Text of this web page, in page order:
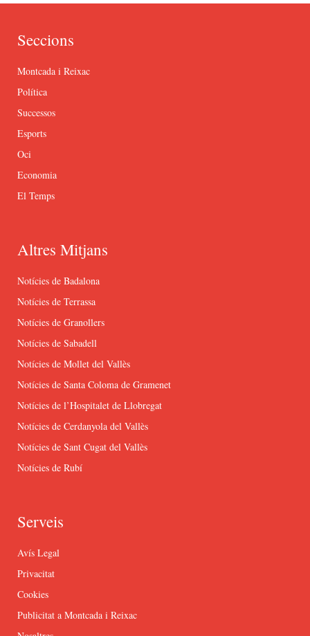
Seccions
Montcada i Reixac
Política
Successos
Esports
Oci
Economia
El Temps
Altres Mitjans
Notícies de Badalona
Notícies de Terrassa
Notícies de Granollers
Notícies de Sabadell
Notícies de Mollet del Vallès
Notícies de Santa Coloma de Gramenet
Notícies de l’Hospitalet de Llobregat
Notícies de Cerdanyola del Vallès
Notícies de Sant Cugat del Vallès
Notícies de Rubí
Serveis
Avís Legal
Privacitat
Cookies
Publicitat a Montcada i Reixac